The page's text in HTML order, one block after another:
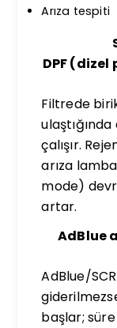
Arıza tespiti
DPF
Filtrede
çalışır.
arıza
mode)
artar.
AdBlue
AdBlue/
başlar;